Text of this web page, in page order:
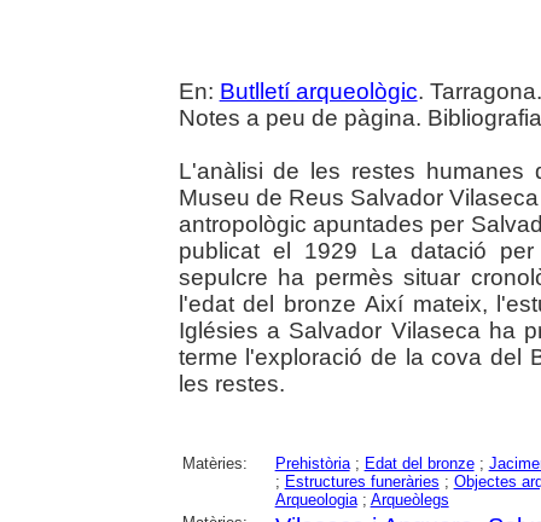
En: Butlletí arqueològic.
Notes a peu de pàgina.
L'anàlisi de les restes
Museu de Reus Salvador
antropològic apuntades per
publicat el 1929 La datació
sepulcre ha permès situar
l'edat del bronze Així mateix,
Iglésies a Salvador Vilaseca ha
terme l'exploració de la cova del
les restes.
Matèries: Prehistòria; Edat del bronze;
; Estructures funeràries ; Objectes
Arqueologia; Arqueòlegs